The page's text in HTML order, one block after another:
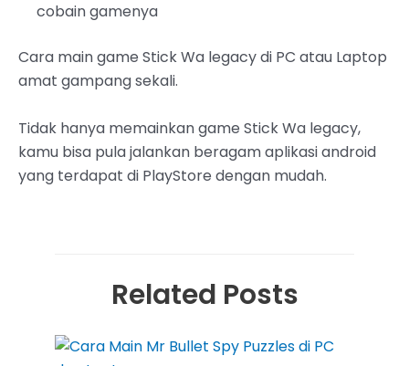
cobain gamenya
Cara main game Stick Wa legacy di PC atau Laptop
amat gampang sekali.
Tidak hanya memainkan game Stick Wa legacy,
kamu bisa pula jalankan beragam aplikasi android
yang terdapat di PlayStore dengan mudah.
Related Posts